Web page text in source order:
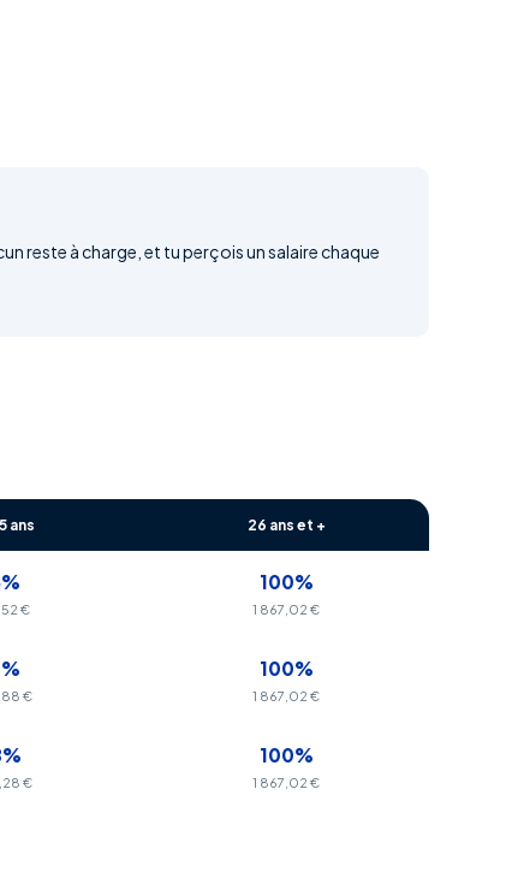
reste à charge, et tu perçois un salaire chaque
ans 26 ans et +
€
100%
1 867,02 €
€
100%
1 867,02 €
€
100%
1 867,02 €